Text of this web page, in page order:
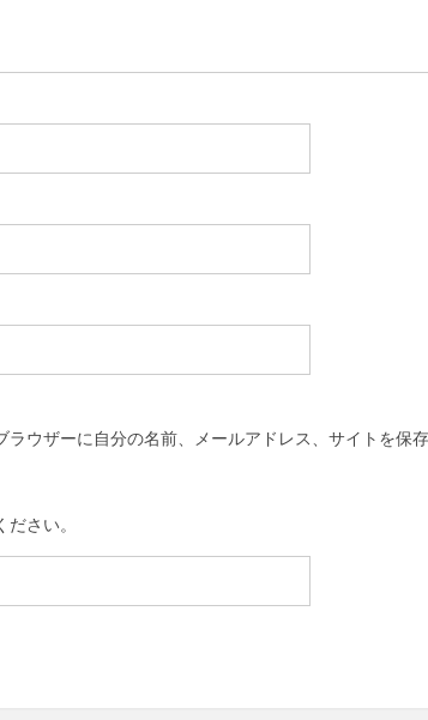
ウザーに自分の名前、メールアドレス、サイトを保存
さい。